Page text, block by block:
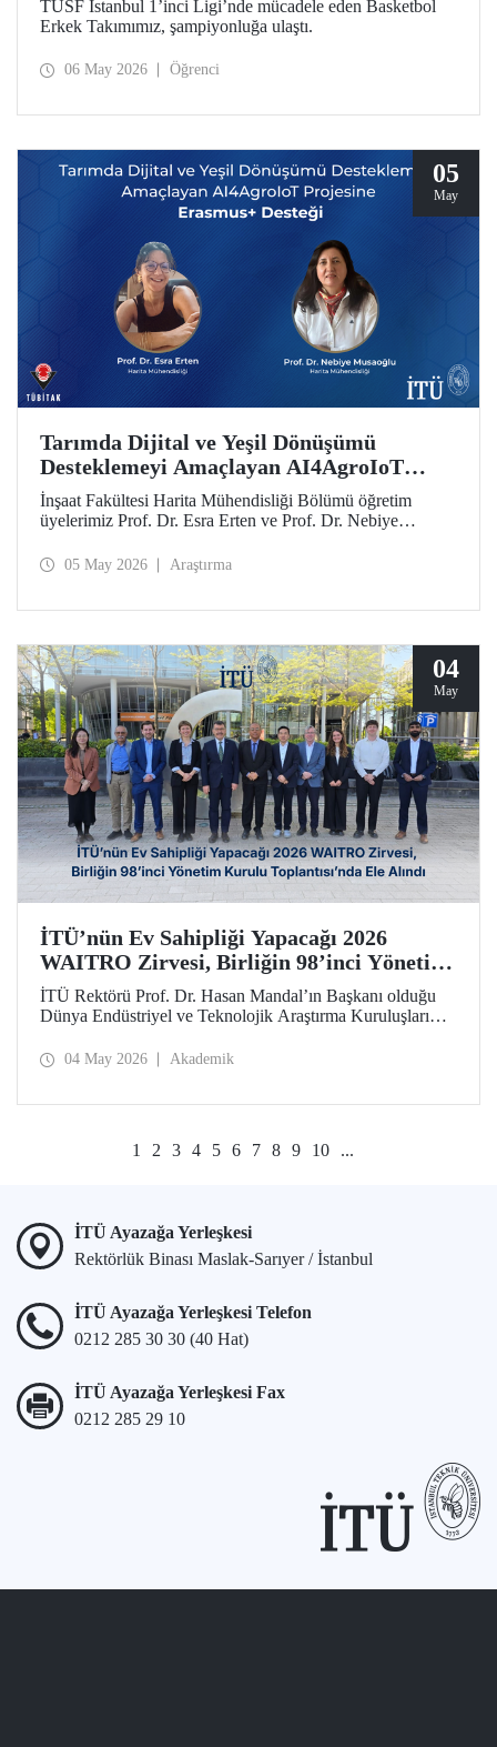
TÜSF İstanbul 1’inci Ligi’nde mücadele eden Basketbol
Erkek Takımımız, şampiyonluğa ulaştı.
06 May 2026 Öğrenci
05
May
Tarımda Dijital ve Yeşil Dönüşümü
Desteklemeyi Amaçlayan AI4AgroIoT
Projesine Erasmus+ Desteği
İnşaat Fakültesi Harita Mühendisliği Bölümü öğretim
üyelerimiz Prof. Dr. Esra Erten ve Prof. Dr. Nebiye
Precision Agriculture) Projesi, Avrupa Birliği Erasmus+
05 May 2026 Araştırma
04
May
İTÜ’nün Ev Sahipliği Yapacağı 2026
WAITRO Zirvesi, Birliğin 98’inci Yönetim
Kurulu Toplantısı’nda Ele Alındı
İTÜ Rektörü Prof. Dr. Hasan Mandal’ın Başkanı olduğu
Dünya Endüstriyel ve Teknolojik Araştırma Kuruluşları
yapıldı. Köln’deki toplantının gündem başlıkları arasında
04 May 2026 Akademik
1 2 3 4 5 6 7 8 9 10 ...
İTÜ Ayazağa Yerleşkesi
Rektörlük Binası Maslak-Sarıyer / İstanbul
İTÜ Ayazağa Yerleşkesi Telefon
0212 285 30 30 (40 Hat)
İTÜ Ayazağa Yerleşkesi Fax
0212 285 29 10